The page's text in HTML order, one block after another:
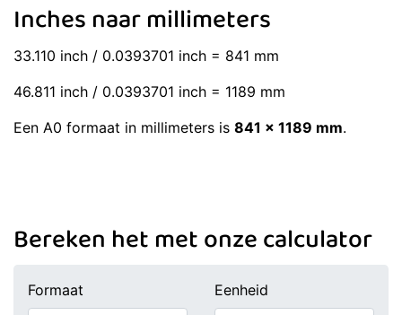
Inches naar millimeters
33.110 inch / 0.0393701 inch = 841 mm
46.811 inch / 0.0393701 inch = 1189 mm
Een A0 formaat in millimeters is 841 x 1189 mm.
Bereken het met onze calculator
Formaat Eenheid